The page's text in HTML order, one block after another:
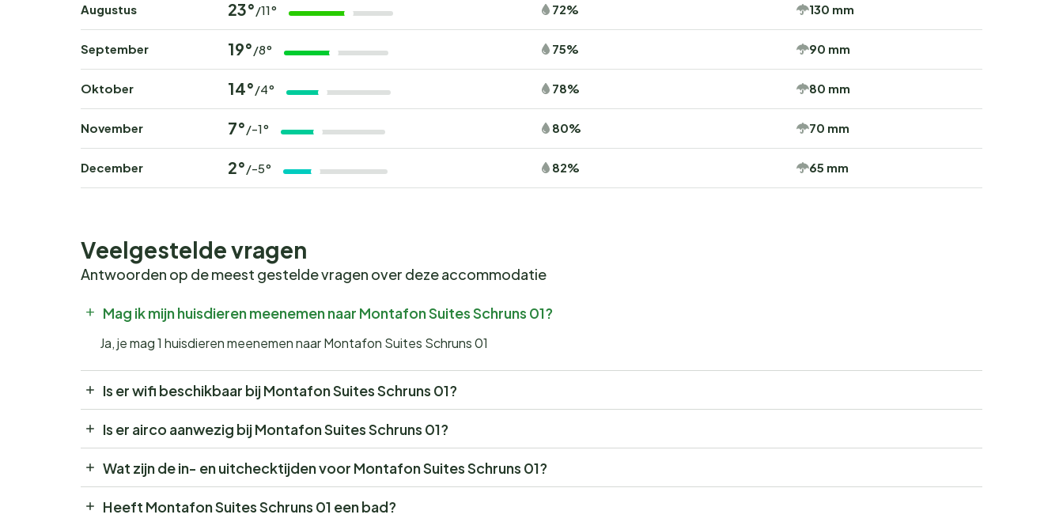
Augustus 23° /11° 72% 130 mm
September 19° /8° 75% 90 mm
Oktober 14° /4° 78% 80 mm
November 7° /-1° 80% 70 mm
December 2° /-5° 82% 65 mm
Veelgestelde vragen
Antwoorden op de meest gestelde vragen over deze accommodatie
Mag ik mijn huisdieren meenemen naar Montafon Suites Schruns 01?
Ja, je mag 1 huisdieren meenemen naar Montafon Suites Schruns 01
Is er wifi beschikbaar bij Montafon Suites Schruns 01?
Is er airco aanwezig bij Montafon Suites Schruns 01?
Wat zijn de in- en uitchecktijden voor Montafon Suites Schruns 01?
Heeft Montafon Suites Schruns 01 een bad?